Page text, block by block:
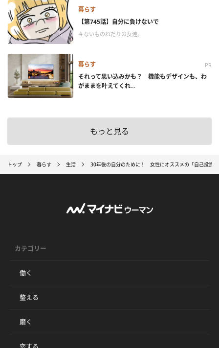
暮らす
【第745話】自分に負けないで
＃ないものねだりの女達。
暮らす PR
それって思い込みかも？ 機能もデザインも、わ
がままを叶えてくれ...
もっと見る
トップ 暮らす 生活 30年後の自分のために！ 女性にオススメの「自己投資
カテゴリー
働く
整える
磨く
恋する